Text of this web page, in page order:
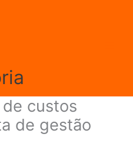
custos
de gestão